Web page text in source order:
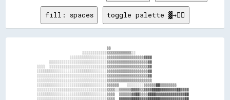
fill: spaces toggle palette ▓→✊🏽
                                    ▒▒
                        ░░░░░░░░░░░░▒▒▒▒▒▒▒▒▒▒▒▒░░
                  ░░░░░░░░░░░░░░░░░░▒▒▒▒▒▒▒▒▒▒▒▒▒▒▒▒▒▒▓▓▓▓
        ░░░░░░░░░░░░░░░░░░░░░░░░░░░░▒▒▒▒▒▒▒▒▒▒▒▒▒▒▒▒▒▒▒▒▓▓
  ░░░░  ░░░░░░░░░░░░░░░░░░░░░░░░░░░░▒▒▒▒▒▒▒▒▒▒▒▒▒▒▒▒▒▒▒▒▓▓
  ░░░░░░░░░░░░░░░░░░░░░░░░░░░░░░░░░░▒▒▒▒▒▒▒▒▒▒▒▒▒▒▒▒▒▒▒▒▓▓
  ░░░░░░░░░░░░░░░░░░░░░░░░░░░░░░░░░░▒▒▒▒▒▒▒▒▒▒▒▒▒▒▒▒▒▒▒▒▓▓
  ░░░░░░░░░░░░░░░░░░░░░░░░░░░░░░░░░░▒▒▒▒▒▒▒▒▒▒▒▒▒▒▒▒▒▒▒▒▒▒
  ░░░░░░░░░░░░░░░░░░░░░░░░░░░░░░░░░░▒▒▒▒▒▒    ░░░░░░░░▒▒▒▒▒▒██▒▒▒▒▒▒▒▒
  ░░░░░░░░░░░░░░░░░░░░░░░░░░░░░░░░░░▒▒▒▒░░▒▒▒▒▒▒▓▓▓▓▒▒▓▓▓▓████▓▓▓▓▓▓▓▓██▓▓▓▓
  ░░░░░░░░░░░░░░░░░░░░░░░░░░░░░░░░░░▒▒▒▒  ▒▒▒▒▒▒▓▓██▒▒▒▒████▓▓▓▓▓▓▓▓▓▓▓▓▓▓██
  ░░░░░░░░░░░░░░░░░░░░░░░░░░░░░░░░░░▒▒▒▒  ▓▓▓▓▓▓████▓▓▓▓██████▓▓▓▓▓▓▓▓▓▓▓▓██